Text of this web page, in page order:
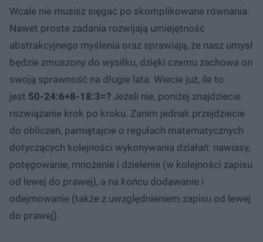
Wcale nie musisz sięgać po skomplikowane równania.
Nawet proste zadania rozwijają umiejętność
abstrakcyjnego myślenia oraz sprawiają, że nasz umysł
będzie zmuszony do wysiłku, dzięki czemu zachowa on
swoją sprawność na długie lata. Wiecie już, ile to
jest 50-24:6+8-18:3=? Jeżeli nie, poniżej znajdziecie
rozwiązanie krok po kroku. Zanim jednak przejdziecie
do obliczeń, pamiętajcie o regułach matematycznych
dotyczących kolejności wykonywania działań: nawiasy,
potęgowanie, mnożenie i dzielenie (w kolejności zapisu
od lewej do prawej), a na końcu dodawanie i
odejmowanie (także z uwzględnieniem zapisu od lewej
do prawej).